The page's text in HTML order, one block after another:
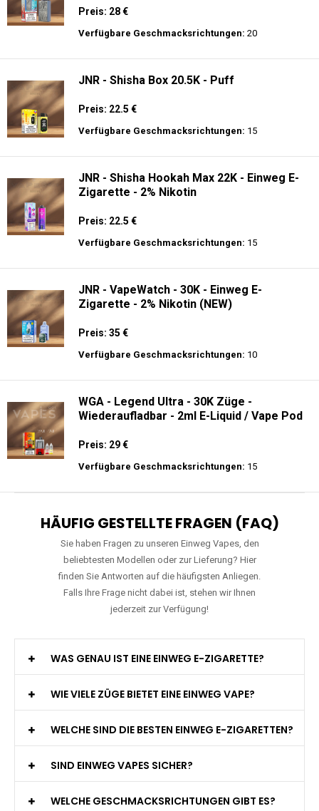
Preis: 28 €
Verfügbare Geschmacksrichtungen: 20
JNR - Shisha Box 20.5K - Puff
Preis: 22.5 €
Verfügbare Geschmacksrichtungen: 15
JNR - Shisha Hookah Max 22K - Einweg E-
Zigarette - 2% Nikotin
Preis: 22.5 €
Verfügbare Geschmacksrichtungen: 15
JNR - VapeWatch - 30K - Einweg E-
Zigarette - 2% Nikotin (NEW)
Preis: 35 €
Verfügbare Geschmacksrichtungen: 10
WGA - Legend Ultra - 30K Züge -
Wiederaufladbar - 2ml E-Liquid / Vape Pod
Preis: 29 €
Verfügbare Geschmacksrichtungen: 15
HÄUFIG GESTELLTE FRAGEN (FAQ)
Sie haben Fragen zu unseren Einweg Vapes, den
beliebtesten Modellen oder zur Lieferung? Hier
finden Sie Antworten auf die häufigsten Anliegen.
Falls Ihre Frage nicht dabei ist, stehen wir Ihnen
jederzeit zur Verfügung!
WAS GENAU IST EINE EINWEG E-ZIGARETTE?
WIE VIELE ZÜGE BIETET EINE EINWEG VAPE?
WELCHE SIND DIE BESTEN EINWEG E-ZIGARETTEN?
SIND EINWEG VAPES SICHER?
WELCHE GESCHMACKSRICHTUNGEN GIBT ES?